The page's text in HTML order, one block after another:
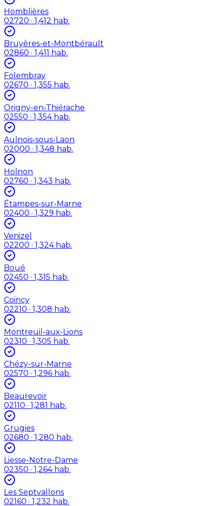
Homblières
02720 · 1,412 hab.
Bruyères-et-Montbérault
02860 · 1,411 hab.
Folembray
02670 · 1,355 hab.
Origny-en-Thiérache
02550 · 1,354 hab.
Aulnois-sous-Laon
02000 · 1,348 hab.
Holnon
02760 · 1,343 hab.
Étampes-sur-Marne
02400 · 1,329 hab.
Venizel
02200 · 1,324 hab.
Boué
02450 · 1,315 hab.
Coincy
02210 · 1,308 hab.
Montreuil-aux-Lions
02310 · 1,305 hab.
Chézy-sur-Marne
02570 · 1,296 hab.
Beaurevoir
02110 · 1,281 hab.
Grugies
02680 · 1,280 hab.
Liesse-Notre-Dame
02350 · 1,264 hab.
Les Septvallons
02160 · 1,232 hab.